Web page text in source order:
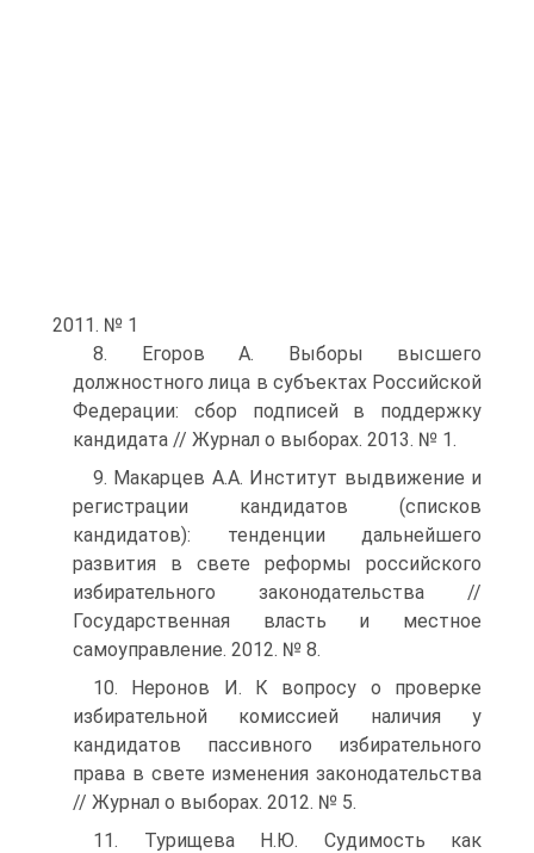
2011. № 1
8. Егоров А. Выборы высшего
должностного лица в субъектах Российской
Федерации: сбор подписей в поддержку
кандидата // Журнал о выборах. 2013. № 1.
9. Макарцев А.А. Институт выдвижение и
регистрации кандидатов (списков
кандидатов): тенденции дальнейшего
развития в свете реформы российского
избирательного законодательства //
Государственная власть и местное
самоуправление. 2012. № 8.
10. Неронов И. К вопросу о проверке
избирательной комиссией наличия у
кандидатов пассивного избирательного
права в свете изменения законодательства
// Журнал о выборах. 2012. № 5.
11. Турищева Н.Ю. Судимость как